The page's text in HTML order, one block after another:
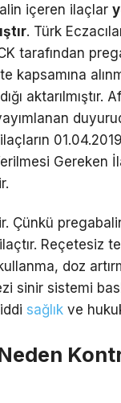
içeren ilaçlar
. Türk
tarafından
kapsamına
aktarılmıştır.
Gereken
Çünkü
Reçetesiz
kullanma, doz
sinir sistemi
sağlık ve